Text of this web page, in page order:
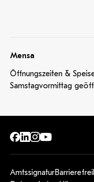
Mensa
Öffnungszeiten &
Samstagvormittag
Amtssignatur